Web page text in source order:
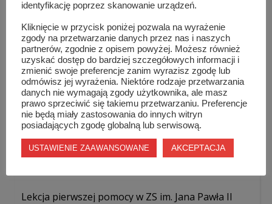
Lekcja pierwszej pomocy w ZS im. Jana Pawła II
identyfikację poprzez skanowanie urządzeń.
Kliknięcie w przycisk poniżej pozwala na wyrażenie
zgody na przetwarzanie danych przez nas i naszych
partnerów, zgodnie z opisem powyżej. Możesz również
uzyskać dostęp do bardziej szczegółowych informacji i
zmienić swoje preferencje zanim wyrazisz zgodę lub
odmówisz jej wyrażenia. Niektóre rodzaje przetwarzania
danych nie wymagają zgody użytkownika, ale masz
prawo sprzeciwić się takiemu przetwarzaniu. Preferencje
nie będą miały zastosowania do innych witryn
posiadających zgodę globalną lub serwisową.
USTAWIENIE ZAAWANSOWANE AKCEPTACJA